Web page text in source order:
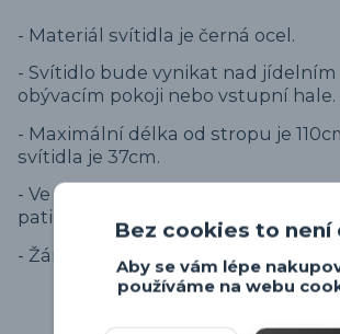
- Materiál svítidla je černá ocel.
- Svítidlo bude vynikat nad jídelním
obývacím pokoji nebo vstupní hale.
- Maximální délka od stropu je
svítidla je 37cm.
- Ve svítidle se bude dobře vyjímat
paticí E27 40W.
- Žárovka není součástí svítidla.
Bez cookies to není
Aby se vám lépe
používáme na webu